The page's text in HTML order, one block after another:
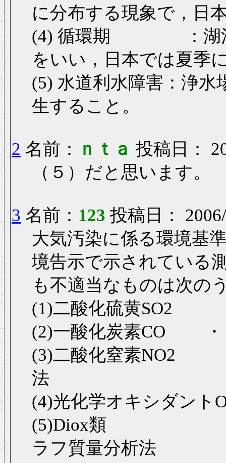
に分布する現象で，日
(4) 循環期 ：湖沼水
をいい，日本では夏季
(5) 水道利水障害：浄
生すること。
2 名前： ｎｔａ 投稿日：
（５）だと思います。
3 名前： 123 投稿日：
大気汚染に係る環境基
境告示で示されている
も不適当なものは次の
(1)二酸化硫黄SO2
(2)一酸化炭素CO ・
(3)二酸化窒素NO2
法
(4)光化学オキシダント
(5)Diox類 ・・・
ラフ質量分析法